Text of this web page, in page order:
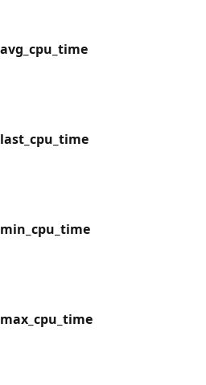
avg_cpu_time
last_cpu_time
min_cpu_time
max_cpu_time